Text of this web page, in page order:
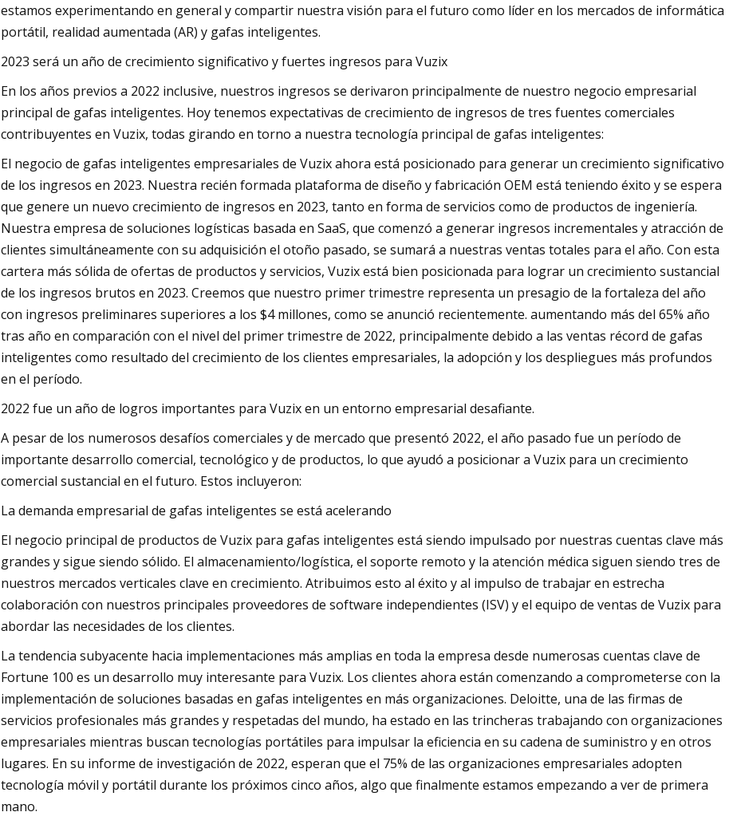
estamos experimentando en general y compartir nuestra visión para el futuro como líder en los mercados de informática
portátil, realidad aumentada (AR) y gafas inteligentes.
2023 será un año de crecimiento significativo y fuertes ingresos para Vuzix
En los años previos a 2022 inclusive, nuestros ingresos se derivaron principalmente de nuestro negocio empresarial
principal de gafas inteligentes. Hoy tenemos expectativas de crecimiento de ingresos de tres fuentes comerciales
contribuyentes en Vuzix, todas girando en torno a nuestra tecnología principal de gafas inteligentes:
El negocio de gafas inteligentes empresariales de Vuzix ahora está posicionado para generar un crecimiento significativo
de los ingresos en 2023. Nuestra recién formada plataforma de diseño y fabricación OEM está teniendo éxito y se espera
que genere un nuevo crecimiento de ingresos en 2023, tanto en forma de servicios como de productos de ingeniería.
Nuestra empresa de soluciones logísticas basada en SaaS, que comenzó a generar ingresos incrementales y atracción de
clientes simultáneamente con su adquisición el otoño pasado, se sumará a nuestras ventas totales para el año. Con esta
cartera más sólida de ofertas de productos y servicios, Vuzix está bien posicionada para lograr un crecimiento sustancial
de los ingresos brutos en 2023. Creemos que nuestro primer trimestre representa un presagio de la fortaleza del año
con ingresos preliminares superiores a los $4 millones, como se anunció recientemente. aumentando más del 65% año
tras año en comparación con el nivel del primer trimestre de 2022, principalmente debido a las ventas récord de gafas
inteligentes como resultado del crecimiento de los clientes empresariales, la adopción y los despliegues más profundos
en el período.
2022 fue un año de logros importantes para Vuzix en un entorno empresarial desafiante.
A pesar de los numerosos desafíos comerciales y de mercado que presentó 2022, el año pasado fue un período de
importante desarrollo comercial, tecnológico y de productos, lo que ayudó a posicionar a Vuzix para un crecimiento
comercial sustancial en el futuro. Estos incluyeron:
La demanda empresarial de gafas inteligentes se está acelerando
El negocio principal de productos de Vuzix para gafas inteligentes está siendo impulsado por nuestras cuentas clave más
grandes y sigue siendo sólido. El almacenamiento/logística, el soporte remoto y la atención médica siguen siendo tres de
nuestros mercados verticales clave en crecimiento. Atribuimos esto al éxito y al impulso de trabajar en estrecha
colaboración con nuestros principales proveedores de software independientes (ISV) y el equipo de ventas de Vuzix para
abordar las necesidades de los clientes.
La tendencia subyacente hacia implementaciones más amplias en toda la empresa desde numerosas cuentas clave de
Fortune 100 es un desarrollo muy interesante para Vuzix. Los clientes ahora están comenzando a comprometerse con la
implementación de soluciones basadas en gafas inteligentes en más organizaciones. Deloitte, una de las firmas de
servicios profesionales más grandes y respetadas del mundo, ha estado en las trincheras trabajando con organizaciones
empresariales mientras buscan tecnologías portátiles para impulsar la eficiencia en su cadena de suministro y en otros
lugares. En su informe de investigación de 2022, esperan que el 75% de las organizaciones empresariales adopten
tecnología móvil y portátil durante los próximos cinco años, algo que finalmente estamos empezando a ver de primera
mano.